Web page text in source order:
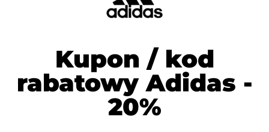
Kupon / kod
rabatowy Adidas -
20%